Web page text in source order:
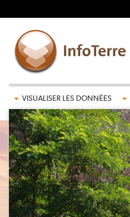
VISUALISER LES DONNÉES